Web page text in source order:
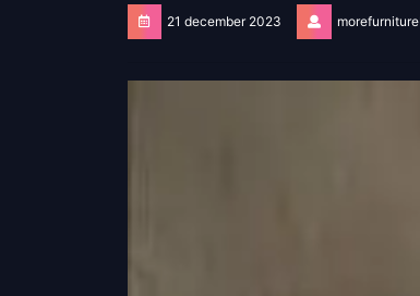
21 december 2023